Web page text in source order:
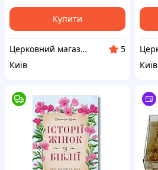
Купити
Церковний магазин "АФОН"
5
Київ
Київ